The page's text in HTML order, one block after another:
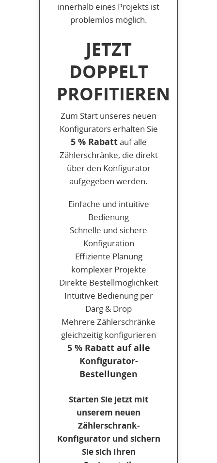
innerhalb eines Projekts ist
problemlos möglich.
JETZT
DOPPELT
PROFITIEREN
Zum Start unseres neuen
Konfigurators erhalten Sie
5 % Rabattauf alle
Zählerschränke, die direkt
über den Konfigurator
aufgegeben werden.
Einfache und intuitive
Bedienung
Schnelle und sichere
Konfiguration
Effiziente Planung
komplexer Projekte
Direkte Bestellmöglichkeit
Intuitive Bedienung per
Darg & Drop
Mehrere Zählerschränke
gleichzeitig konfigurieren
5 % Rabatt auf alle
Konfigurator-
Bestellungen
Starten Sie jetzt mit
unserem neuen
Zählerschrank-
Konfigurator und sichern
Sie sich Ihren